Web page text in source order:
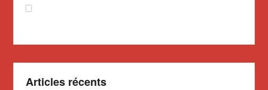
Articles récents